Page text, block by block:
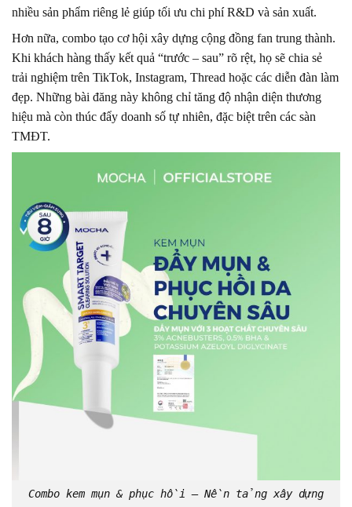
nhiều sản phẩm riêng lẻ giúp tối ưu chi phí R&D và sản xuất.
Hơn nữa, combo tạo cơ hội xây dựng cộng đồng fan trung thành.
Khi khách hàng thấy kết quả “trước – sau” rõ rệt, họ sẽ chia sẻ
trải nghiệm trên TikTok, Instagram, Thread hoặc các diễn đàn làm
đẹp. Những bài đăng này không chỉ tăng độ nhận diện thương
hiệu mà còn thúc đẩy doanh số tự nhiên, đặc biệt trên các sàn
TMĐT.
Combo kem mụn & phục hồi – Nền tảng xây dựng